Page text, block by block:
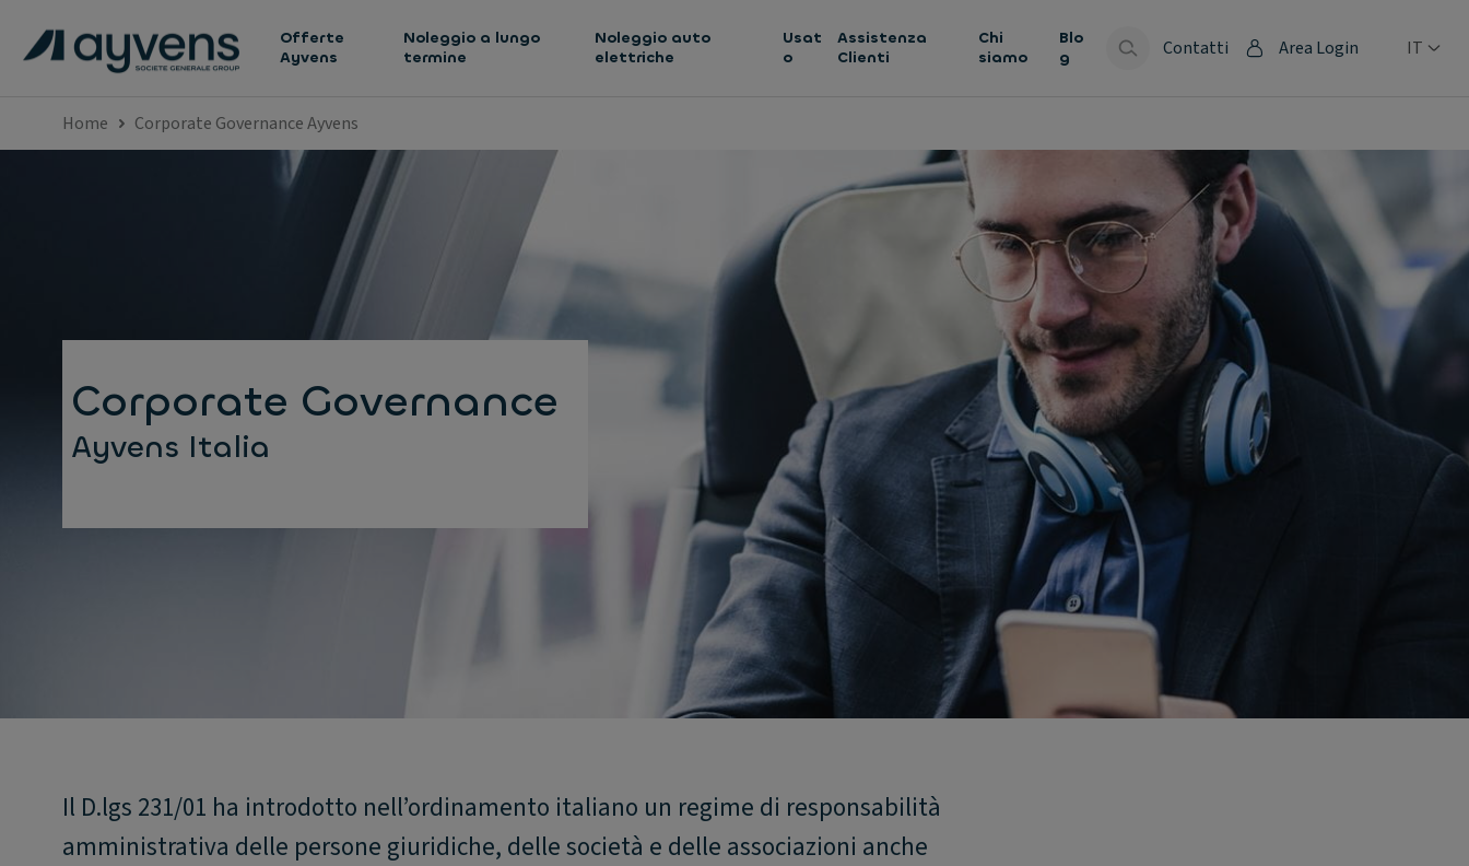
Offerte
Ayvens
Noleggio a lungo
termine
Noleggio auto
elettriche
Usat
o
Assistenza
Clienti
Chi
siamo
Blo
g
Contatti Area Login IT
Home Corporate Governance Ayvens
Corporate Governance
Ayvens Italia
Il D.lgs 231/01 ha introdotto nell’ordinamento italiano un regime di responsabilità
amministrativa delle persone giuridiche, delle società e delle associazioni anche